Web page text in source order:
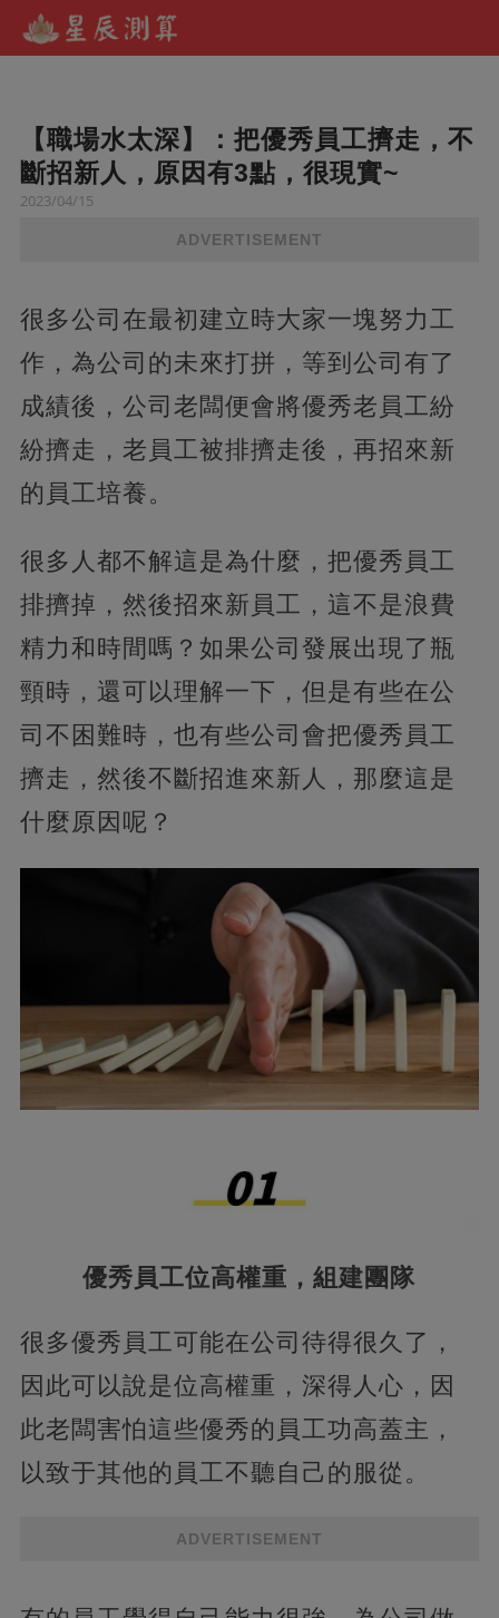
【職場水太深】：把優秀員工擠走，不
斷招新人，原因有3點，很現實~
2023/04/15
ADVERTISEMENT
很多公司在最初建立時大家一塊努力工
作，為公司的未來打拼，等到公司有了
成績後，公司老闆便會將優秀老員工紛
紛擠走，老員工被排擠走後，再招來新
的員工培養。
很多人都不解這是為什麼，把優秀員工
排擠掉，然後招來新員工，這不是浪費
精力和時間嗎？如果公司發展出現了瓶
頸時，還可以理解一下，但是有些在公
司不困難時，也有些公司會把優秀員工
擠走，然後不斷招進來新人，那麼這是
什麼原因呢？
優秀員工位高權重，組建團隊
很多優秀員工可能在公司待得很久了，
因此可以說是位高權重，深得人心，因
此老闆害怕這些優秀的員工功高蓋主，
以致于其他的員工不聽自己的服從。
ADVERTISEMENT